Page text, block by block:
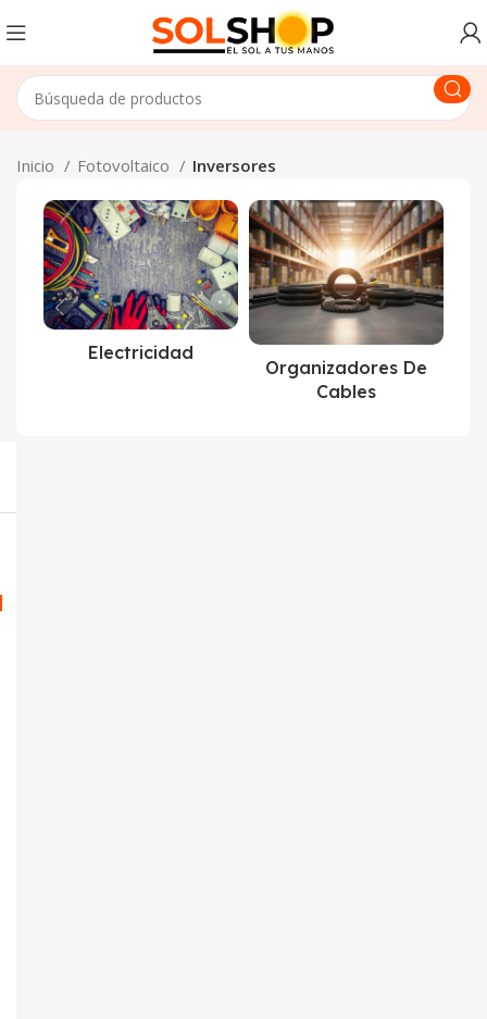
Inicio Fotovoltaico Inversores
Electricidad
Organizadores De
Cables